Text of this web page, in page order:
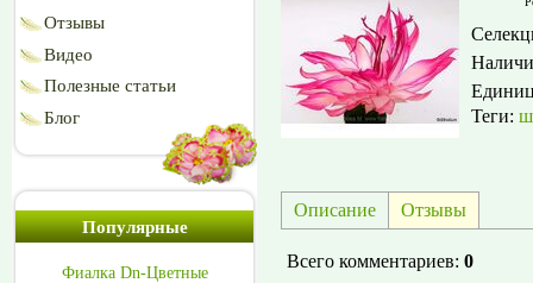
Отзывы
Видео
Полезные статьи
Блог
Популярные
Фиалка Dn-Цветные
Теги:
Описание Отзывы
Всего комментариев: 0